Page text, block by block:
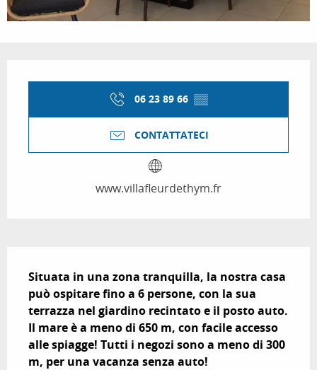
06 23 89 66 ▒▒
CONTATTATECI
www.villafleurdethym.fr
Situata in una zona tranquilla, la nostra casa
può ospitare fino a 6 persone, con la sua
terrazza nel giardino recintato e il posto auto.
Il mare è a meno di 650 m, con facile accesso
alle spiagge! Tutti i negozi sono a meno di 300
m, per una vacanza senza auto!